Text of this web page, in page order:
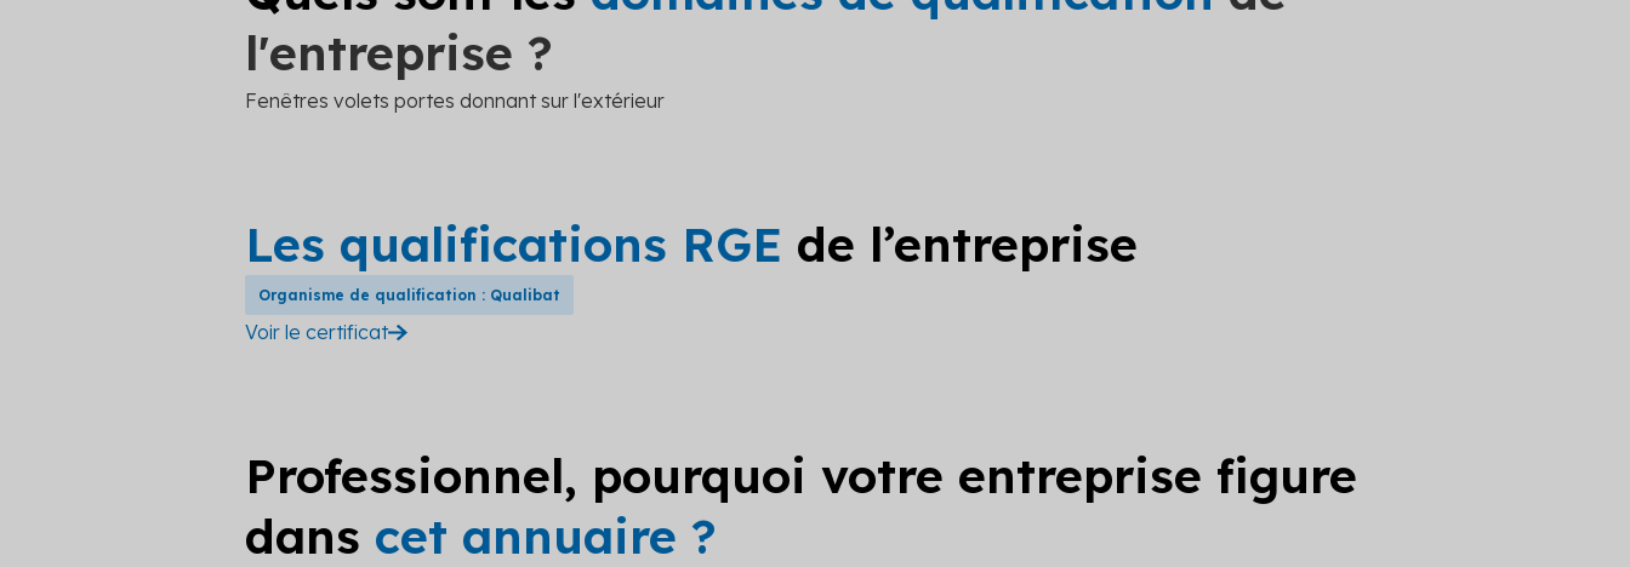
l'entreprise ?
Fenêtres volets portes donnant sur l'extérieur
Les qualifications RGE de l’entreprise
Organisme de qualification : Qualibat
Voir le certificat
Professionnel, pourquoi votre entreprise figure
dans cet annuaire ?